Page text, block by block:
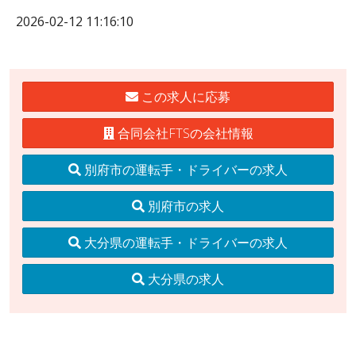
2026-02-12 11:16:10
この求人に応募
合同会社FTSの会社情報
別府市の運転手・ドライバーの求人
別府市の求人
大分県の運転手・ドライバーの求人
大分県の求人